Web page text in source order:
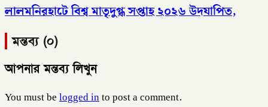
লালমনিরহাটে বিশ্ব মাতৃদুগ্ধ সপ্তাহ ২০২৬ উদযাপিত,
মন্তব্য (০)
আপনার মন্তব্য লিখুন
You must belogged into post a comment.